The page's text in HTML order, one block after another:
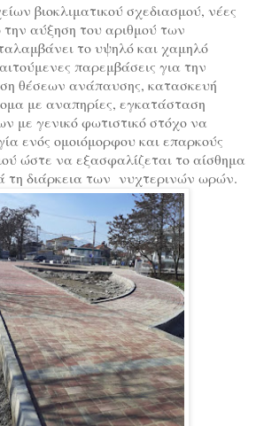
βιοκλιματικού σχεδιασμού, νέες
αύξηση του αριθμού των
το υψηλό και χαμηλό
παρεμβάσεις για την
θέσεων ανάπαυσης, κατασκευή
με αναπηρίες, εγκατάσταση
με γενικό φωτιστικό στόχο να
ενός ομοιόμορφου και επαρκούς
ώστε να εξασφαλίζεται το αίσθημα
τη διάρκεια των νυχτερινών ωρών.